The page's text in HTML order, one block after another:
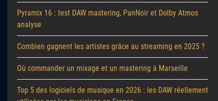
Pyramix 16 : test DAW mastering, PanNoir et Dolby Atmos
analyse
Combien gagnent les artistes grâce au streaming en 2025 ?
Où commander un mixage et un mastering à Marseille
Top 5 des logiciels de musique en 2026 : les DAW réellement